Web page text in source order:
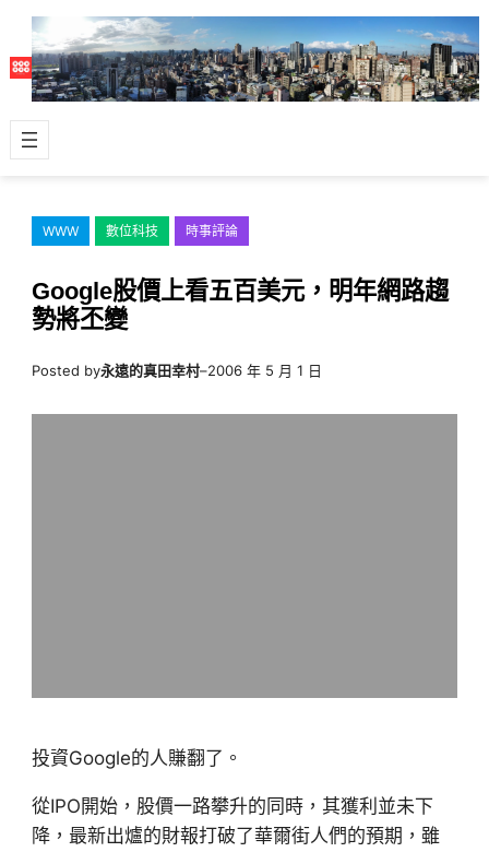
主
容
WWW 數位科技 時事評論
Google股價上看五百美元，明年網路趨
勢將丕變
Posted by永遠的真田幸村–2006 年 5 月 1 日
投資Google的人賺翻了。
從IPO開始，股價一路攀升的同時，其獲利並未下
降，最新出爐的財報打破了華爾街人們的預期，雖